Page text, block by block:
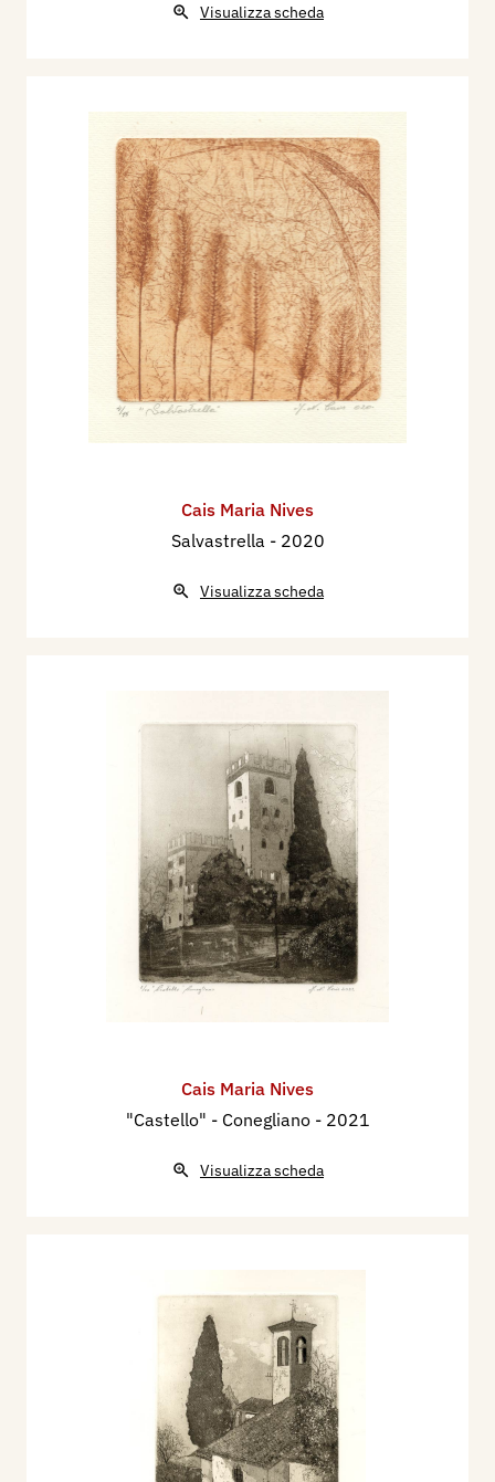
Visualizza scheda
Cais Maria Nives
Salvastrella - 2020
Visualizza scheda
Cais Maria Nives
"Castello" - Conegliano - 2021
Visualizza scheda